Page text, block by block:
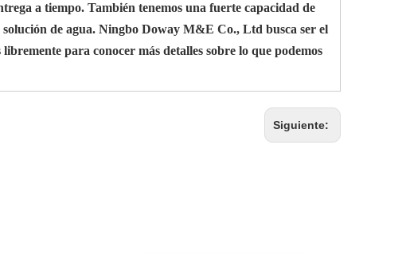
a tiempo. También tenemos una fuerte capacidad de
de agua. Ningbo Doway M&E Co., Ltd busca ser el
para conocer más detalles sobre lo que podemos
Siguiente: